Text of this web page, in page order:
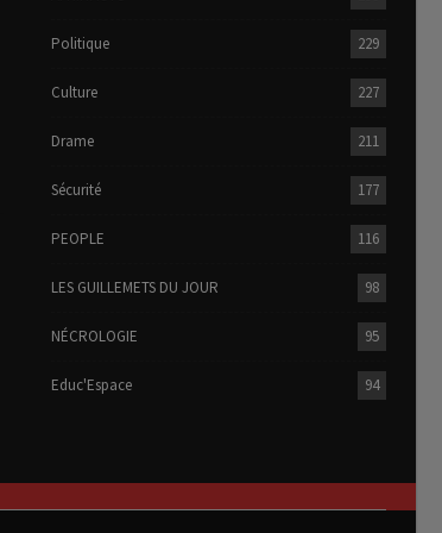
Politique 229
Culture 227
Drame 211
Sécurité 177
PEOPLE 116
LES GUILLEMETS DU JOUR 98
NÉCROLOGIE 95
Educ'Espace 94